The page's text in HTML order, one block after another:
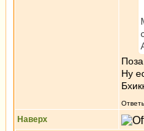
Ну
Наверх